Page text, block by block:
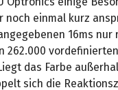
noch einmal kurz
16ms
262.000
das Farbe
sich die